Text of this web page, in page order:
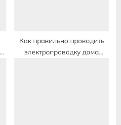
Как правильно проводить
электропроводку дома